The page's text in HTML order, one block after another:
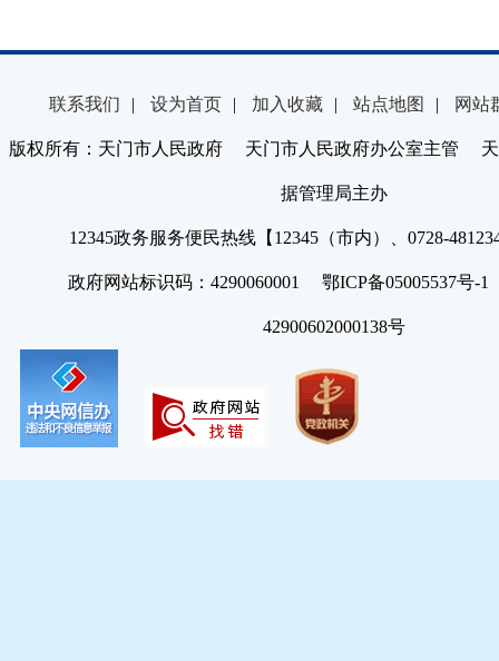
联系我们 | 设为首页 | 加入收藏 | 站点地图 | 网站
版权所有：天门市人民政府 天门市人民政府办公室主管 天
据管理局主办
12345政务服务便民热线【12345（市内）、0728-
政府网站标识码：4290060001 鄂ICP备05005537号
42900602000138号